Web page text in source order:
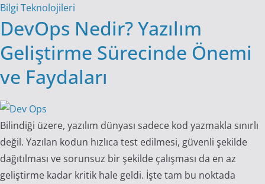
Bilgi Teknolojileri
DevOps Nedir? Yazılım
Geliştirme Sürecinde Önemi
ve Faydaları
Bilindiği üzere, yazılım dünyası sadece kod yazmakla sınırlı
değil. Yazılan kodun hızlıca test edilmesi, güvenli şekilde
dağıtılması ve sorunsuz bir şekilde çalışması da en az
geliştirme kadar kritik hale geldi. İşte tam bu noktada